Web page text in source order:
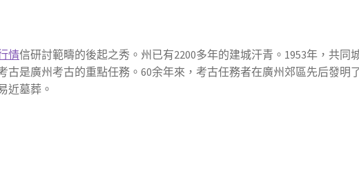
情信研討範疇的後起之秀。州已有2200多年的建城汗青。1953年，共同
古是廣州考古的重點任務。60余年來，考古任務者在廣州郊區先后發明
近墓葬。